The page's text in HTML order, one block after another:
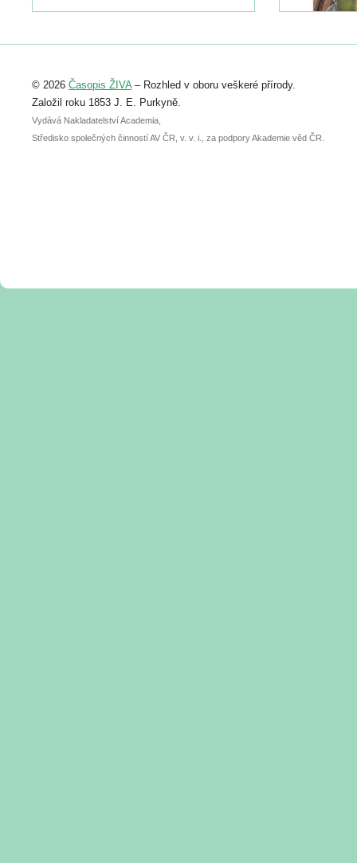
Registrovat se můžete do 6. září.
abstraktu přihlášené přednášky nebo
posteru je už 30. června.
© 2026 Časopis ŽIVA– Rozhled v oboru veškeré přírody.
Založil roku 1853 J. E. Purkyně.
Vydává Nakladatelství Academia,
Středisko společných činností AV ČR, v. v. i., za podpory Akademie věd ČR.